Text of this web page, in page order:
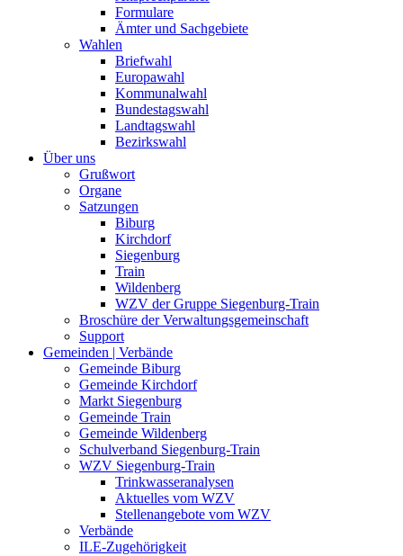
Formulare
Ämter und Sachgebiete
Wahlen
Briefwahl
Europawahl
Kommunalwahl
Bundestagswahl
Landtagswahl
Bezirkswahl
Über uns
Grußwort
Organe
Satzungen
Biburg
Kirchdorf
Siegenburg
Train
Wildenberg
WZV der Gruppe Siegenburg-Train
Broschüre der Verwaltungsgemeinschaft
Support
Gemeinden | Verbände
Gemeinde Biburg
Gemeinde Kirchdorf
Markt Siegenburg
Gemeinde Train
Gemeinde Wildenberg
Schulverband Siegenburg-Train
WZV Siegenburg-Train
Trinkwasseranalysen
Aktuelles vom WZV
Stellenangebote vom WZV
Verbände
ILE-Zugehörigkeit